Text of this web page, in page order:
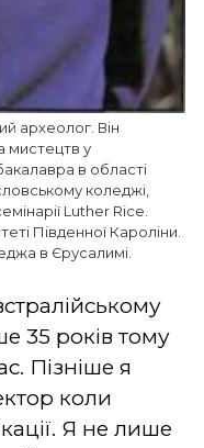
археолог. Він
мистецтв у
в області
коледжі,
Luther Rice.
Південної Кароліни.
в Єрусалимі.
35 років тому
Пізніше я
коли
Я не лише